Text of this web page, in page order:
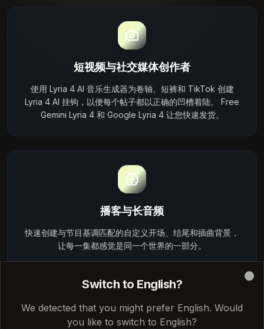
短视频与社交媒体创作者
使用 Lyria 4 AI 音乐生成器为卷轴、短裤和 TikTok 创建
Lyria 4 AI 挂钩，以便每个帖子都以正确的凹槽着陆。 Free
Gemini Lyria 4 和 Google Lyria 4 让您快速发货。
播客与长音频
快速创建与节目基调匹配的自定义开场、结尾和插曲背景，
让每一集都感觉是同一个世界的一部分。
Switch to English?
We detected that you might prefer English. Would
you like to switch to English?